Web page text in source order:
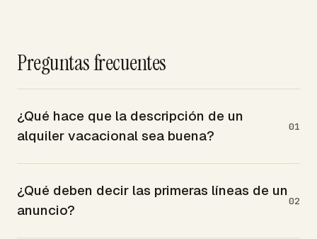
Preguntas frecuentes
¿Qué hace que la descripción de un
alquiler vacacional sea buena?
01
¿Qué deben decir las primeras líneas de un
anuncio?
02